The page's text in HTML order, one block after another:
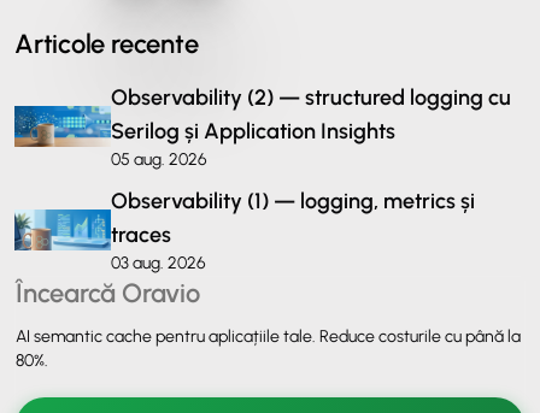
Articole recente
Observability (2) — structured logging cu
Serilog și Application Insights
05 aug. 2026
Observability (1) — logging, metrics și
traces
03 aug. 2026
Încearcă Oravio
AI semantic cache pentru aplicațiile tale. Reduce costurile cu până la
80%.